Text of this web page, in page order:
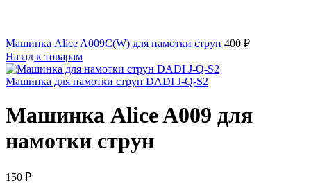
Машинка Alice A009C(W) для намотки струн 400 ₽
Назад к товарам
Машинка для намотки струн DADI J-Q-S2
Машинка Alice A009 для
намотки струн
150 ₽